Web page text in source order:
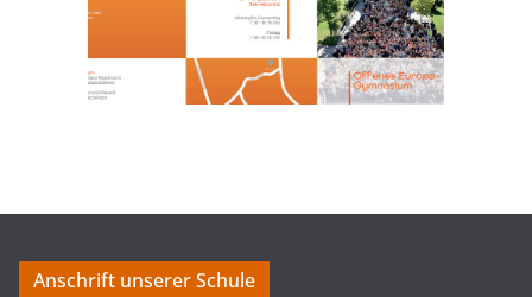
Anschrift unserer Schule